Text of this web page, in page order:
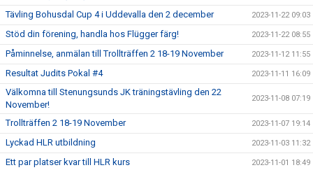
Tävling Bohusdal Cup 4 i Uddevalla den 2 december 2023-11-22 09:03
Stöd din förening, handla hos Flügger färg! 2023-11-22 08:55
Påminnelse, anmälan till Trollträffen 2 18-19 November 2023-11-12 11:55
Resultat Judits Pokal #4 2023-11-11 16:09
Välkomna till Stenungsunds JK träningstävling den 22
November!
2023-11-08 07:19
Trollträffen 2 18-19 November 2023-11-07 19:14
Lyckad HLR utbildning 2023-11-03 11:32
Ett par platser kvar till HLR kurs 2023-11-01 18:49